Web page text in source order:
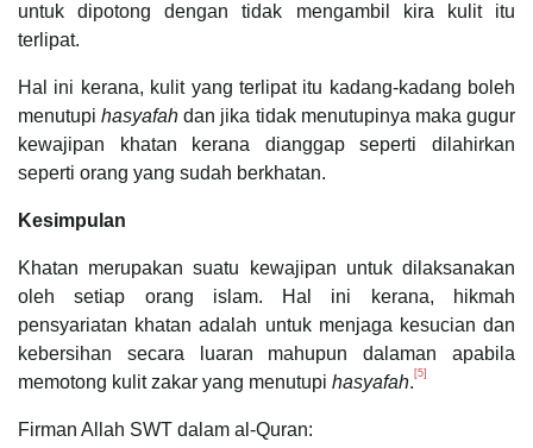
untuk dipotong dengan tidak mengambil kira kulit itu
terlipat.
Hal ini kerana, kulit yang terlipat itu kadang-kadang boleh
menutupihasyafahdan jika tidak menutupinya maka gugur
kewajipan khatan kerana dianggap seperti dilahirkan
seperti orang yang sudah berkhatan.
Kesimpulan
Khatan merupakan suatu kewajipan untuk dilaksanakan
oleh setiap orang islam. Hal ini kerana, hikmah
pensyariatan khatan adalah untuk menjaga kesucian dan
kebersihan secara luaran mahupun dalaman apabila
memotong kulit zakar yang menutupi hasyafah. [5]
Firman Allah SWT dalam al-Quran: